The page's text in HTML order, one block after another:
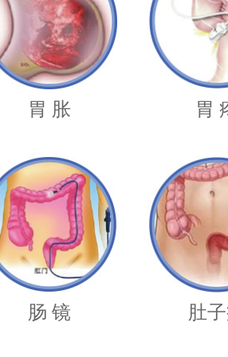
胃 胀 胃
肠 镜 肚